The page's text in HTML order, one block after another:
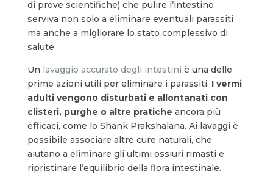
di prove scientifiche) che pulire l’intestino
serviva non solo a eliminare eventuali parassiti
ma anche a migliorare lo stato complessivo di
salute.
Un lavaggio accurato degli intestini è una delle
prime azioni utili per eliminare i parassiti. I vermi
adulti vengono disturbati e allontanati con
clisteri, purghe o altre pratiche ancora più
efficaci, come lo Shank Prakshalana. Ai lavaggi è
possibile associare altre cure naturali, che
aiutano a eliminare gli ultimi ossiuri rimasti e
ripristinare l’equilibrio della flora intestinale.